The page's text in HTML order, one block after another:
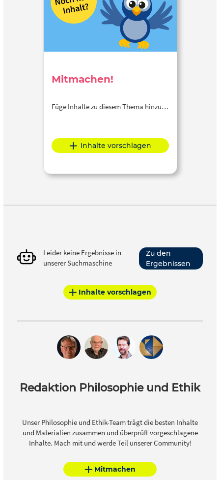
Mitmachen!
Füge Inhalte zu diesem Thema hinzu…
Inhalte vorschlagen
Leider keine Ergebnisse in
unserer Suchmaschine
Zu den
Ergebnissen
Inhalte vorschlagen
Redaktion Philosophie und Ethik
Unser Philosophie und Ethik-Team trägt die besten Inhalte
und Materialien zusammen und überprüft vorgeschlagene
Inhalte. Mach mit und werde Teil unserer Community!
Mitmachen